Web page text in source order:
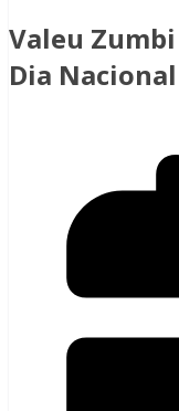
Valeu
Dia